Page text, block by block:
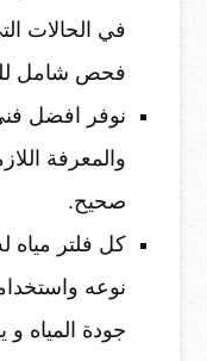
في الحالات
فحص شامل
نوفر افضل
والمعرفة
صحيح.
كل فلتر مياه
نوعه
جودة المياه